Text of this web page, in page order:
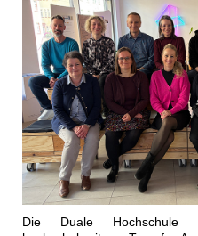
Die Duale